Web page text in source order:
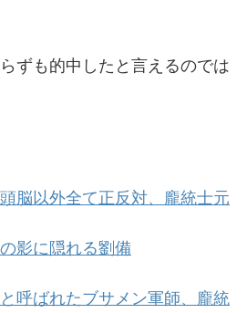
ずも的中したと言えるのでは
脳以外全て正反対、龐統士元
影に隠れる劉備
と呼ばれたブサメン軍師、龐統